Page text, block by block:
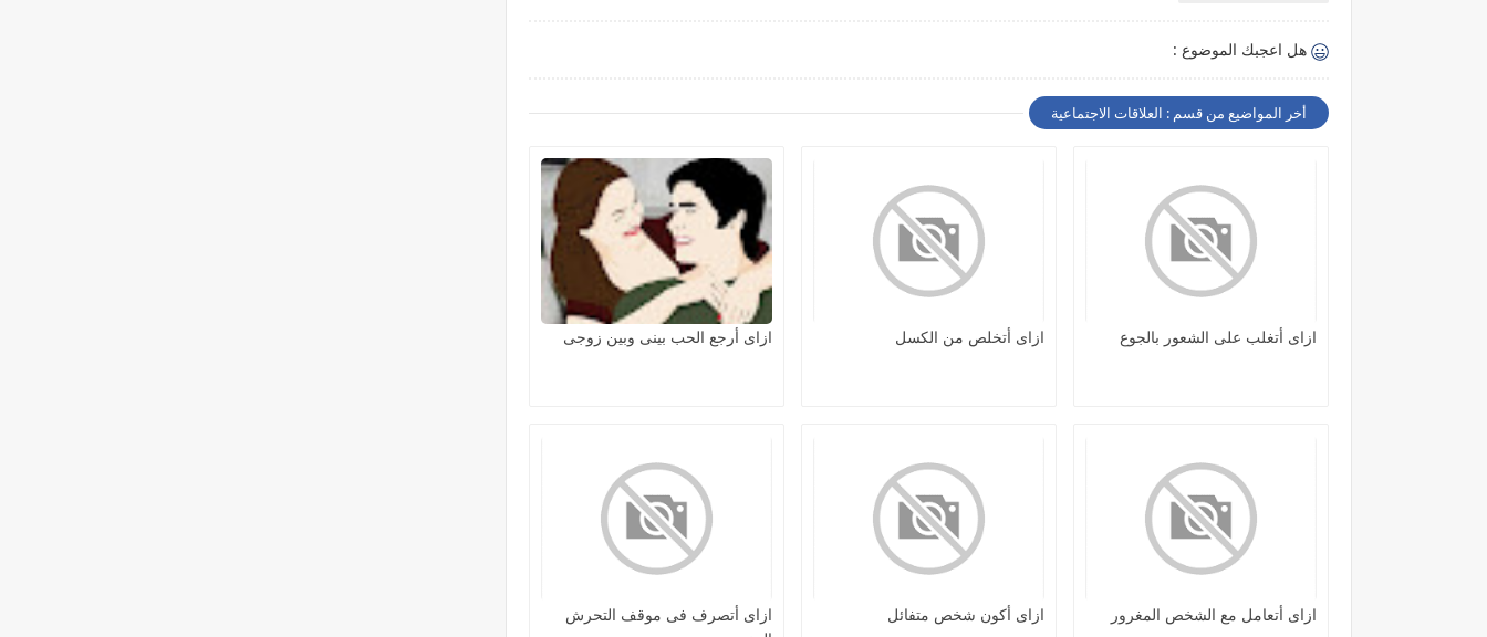
هل اعجبك الموضوع :
أخر المواضيع من قسم : العلاقات الاجتماعية
ازاى أتغلب على الشعور بالجوع ازاى أتخلص من الكسل ازاى أرجع الحب بينى وبين زوجى
ازاى أتعامل مع الشخص المغرور ازاى أكون شخص متفائل
ازاى أتصرف فى موقف التحرش